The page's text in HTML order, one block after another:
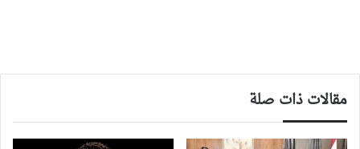
مقالات ذات صلة